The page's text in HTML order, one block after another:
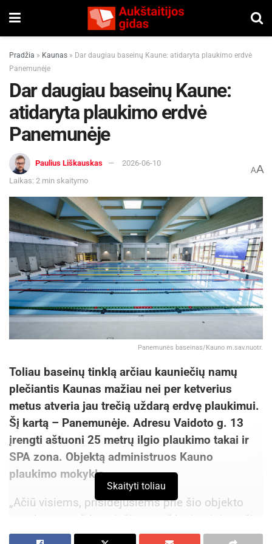
Pradžia » Kaunas » Dar daugiau baseinų Kaune: atidaryta plaukimo erdvė
Panemunėje
Dar daugiau baseinų Kaune:
atidaryta plaukimo erdvė
Panemunėje
Paulius Liškauskas
2026-06-10
Laikas: 2 min skaitymo
AA
Panemunės baseinas/Kauno m.sav.nuotr.
Toliau baseinų tinklą arčiau kauniečių namų
plečiantis Kaunas mažiau nei per ketverius
metus atveria jau trečią uždarą erdvę plaukimui.
Šį kartą – Panemunėje. Adresu Vaidoto g. 13
įrengti aštuoni 25 metrų ilgio plaukimo takai ir
SPA zona. Objektą administruos Kauno
plaukimo mokykla.
„Ačiū visiems, prisidėjusiems prie šio objekto
statybų, o ypač kauniečiams, už kurių pinigus šis
baseinas pastatytas. Tai jau aštuntas baseinas
Skaityti toliau